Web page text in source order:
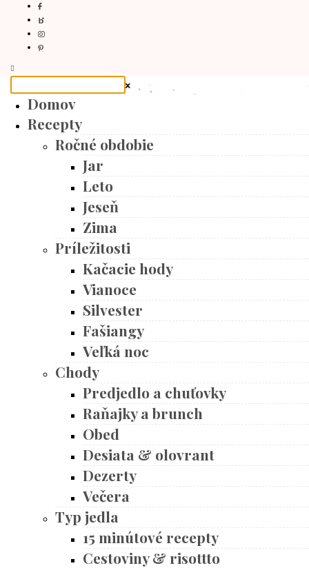
Domov
Recepty
Ročné obdobie
Jar
Leto
Jeseň
Zima
Príležitosti
Kačacie hody
Vianoce
Silvester
Fašiangy
Veľká noc
Chody
Predjedlo a chuťovky
Raňajky a brunch
Obed
Desiata & olovrant
Dezerty
Večera
Typ jedla
15 minútové recepty
Cestoviny & risottto